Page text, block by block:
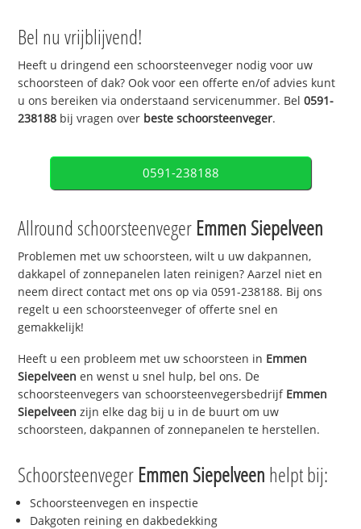
Bel nu vrijblijvend!
Heeft u dringend een schoorsteenveger nodig voor uw
schoorsteen of dak? Ook voor een offerte en/of advies kunt
u ons bereiken via onderstaand servicenummer. Bel0591-
238188 bij vragen over beste schoorsteenveger.
0591-238188
Allround schoorsteenveger Emmen Siepelveen
Problemen met uw schoorsteen, wilt u uw dakpannen,
dakkapel of zonnepanelen laten reinigen? Aarzel niet en
neem direct contact met ons op via 0591-238188. Bij ons
regelt u een schoorsteenveger of offerte snel en
gemakkelijk!
Heeft u een probleem met uw schoorsteen in Emmen
Siepelveen en wenst u snel hulp, bel ons. De
schoorsteenvegers van schoorsteenvegersbedrijf Emmen
Siepelveen zijn elke dag bij u in de buurt om uw
schoorsteen, dakpannen of zonnepanelen te herstellen.
Schoorsteenveger Emmen Siepelveen helpt bij:
Schoorsteenvegen en inspectie
Dakgoten reining en dakbedekking